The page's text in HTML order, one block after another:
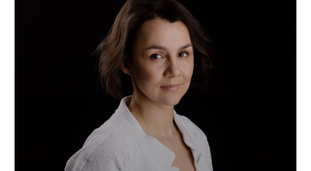
Иван Антоненко
Ст. преподаватель НГУЭУ, кафедра финансового